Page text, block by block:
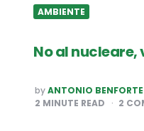
AMBIENTE
No al nucleare,
POSTED
BY
byANTONIO BENFORTE
2 MINUTE READ 2